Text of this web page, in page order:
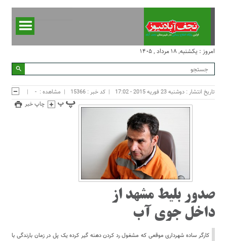
امروز : یکشنبه, ۱۸ مرداد , ۱۴۰۵
تاریخ انتشار : دوشنبه 23 فوریه 2015 - 17:02 کد خبر : 15366 مشاهده : -
چاپ خبر
صدور بلیط مشهد از
داخل جوی آب
کارگر ساده شهرداری موقعی که مشغول رد کردن دهنه گیر کرده یک پل در زمان بارندگی با